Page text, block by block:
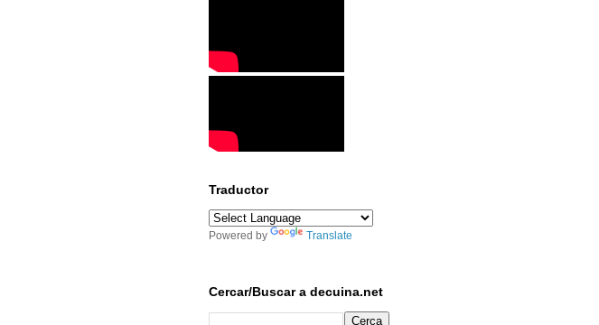
Traductor
Powered by Translate
Cercar/Buscar a decuina.net